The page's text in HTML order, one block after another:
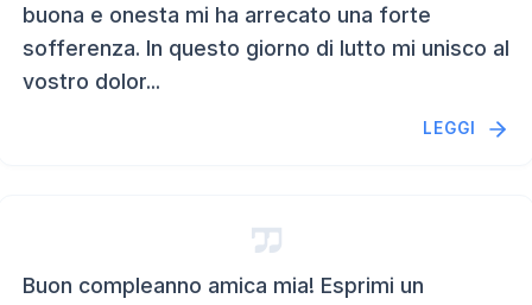
buona e onesta mi ha arrecato una forte
sofferenza. In questo giorno di lutto mi unisco al
vostro dolor...
LEGGI
Buon compleanno amica mia! Esprimi un